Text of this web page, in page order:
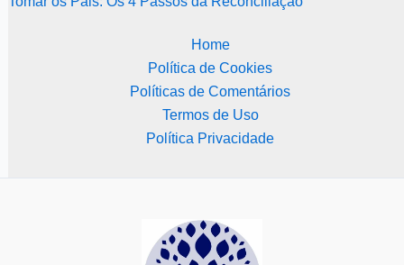
Home
Política de Cookies
Políticas de Comentários
Termos de Uso
Política Privacidade